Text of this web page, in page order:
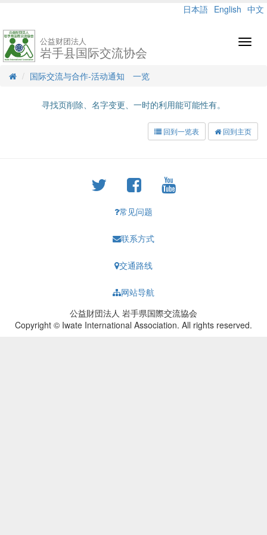
日本語 English 中文
公益财团法人
岩手县国际交流协会
国际交流与合作-活动通知 一览
寻找页削除、名字变更、一时的利用能可能性有。
回到一览表 回到主页
常见问题
联系方式
交通路线
网站导航
公益財団法人 岩手県国際交流協会
Copyright © Iwate International Association. All rights reserved.